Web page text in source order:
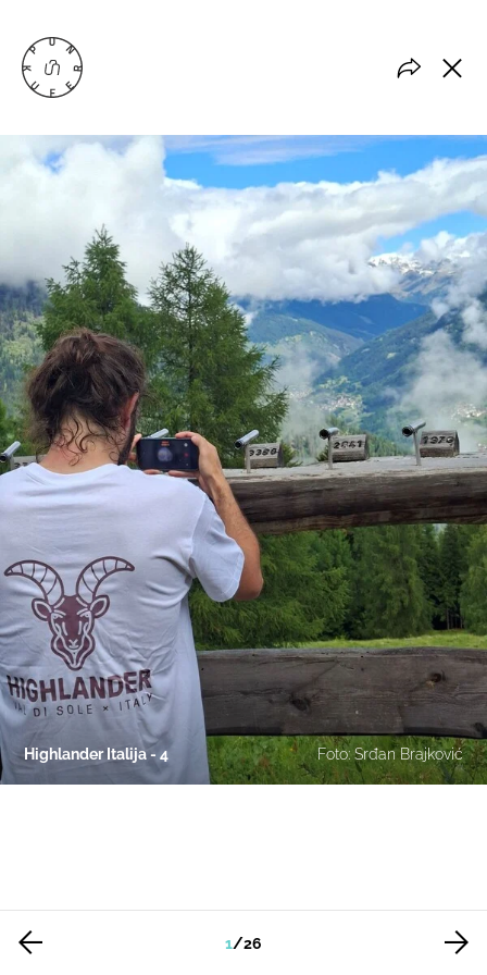
Highlander Italija - 4 Foto: Srđan Brajković
1/26